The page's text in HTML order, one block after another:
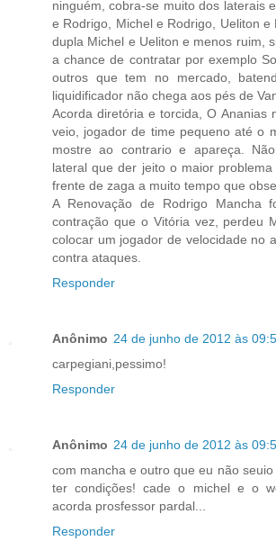
ninguém, cobra-se muito dos laterais
e Rodrigo, Michel e Rodrigo, Ueliton e
dupla Michel e Ueliton e menos ruim,
a chance de contratar por exemplo
outros que tem no mercado,
liquidificador não chega aos pés de
Acorda diretória e torcida, O Ananias
veio, jogador de time pequeno até o
mostre ao contrario e apareça.
lateral que der jeito o maior
frente de zaga a muito tempo que
A Renovação de Rodrigo Mancha
contração que o Vitória vez, perdeu
colocar um jogador de velocidade no
contra ataques.
Responder
Anônimo 24 de junho de 2012 às
carpegiani,pessimo!
Responder
Anônimo 24 de junho de 2012 às
com mancha e outro que eu não
ter condições! cade o michel e o
acorda prosfessor pardal...
Responder